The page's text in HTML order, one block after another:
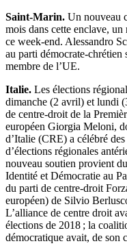
Saint-Marin. Un nouveau
mois dans cette enclave,
ce week-end. Alessandro
au parti démocrate-chrétien
membre de l’UE.
Italie. Les élections
dimanche (2 avril) et lundi
de centre-droit de la
européen Giorgia Meloni,
d’Italie (CRE) a célébré
d’élections régionales
nouveau soutien provient
Identité et Démocratie au
du parti de centre-droit
européen) de Silvio
L’alliance de centre droit
élections de 2018 ; la
démocratique avait, de son